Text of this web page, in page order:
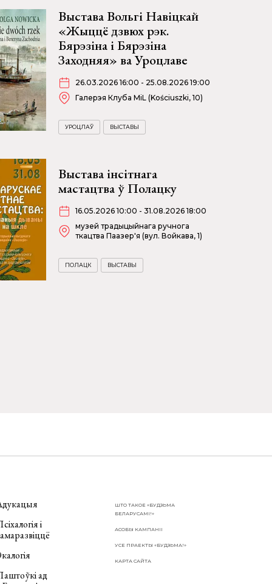
Выстава Вольгі Навіцкай
«Жыццё дзвюх рэк.
Бярэзіна і Бярэзіна
Заходняя» ва Уроцлаве
26.03.2026 16:00 - 25.08.2026 19:00
Галерэя Клуба MiL (Kościuszki, 10)
УРОЦЛАЎ ВЫСТАВЫ
Выстава інсітнага
мастацтва ў Полацку
16.05.2026 10:00 - 31.08.2026 18:00
музей традыцыйнага ручнога
ткацтва Паазер'я (вул. Войкава, 1)
ПОЛАЦК ВЫСТАВЫ
і
ад
ШТО ТАКОЕ «БУДЗЬМА
БЕЛАРУСАМІ!»
АСОБЫ КАМПАНІІ
УСЕ ПРАЕКТЫ «БУДЗЬМА!»
КАРТА САЙТА